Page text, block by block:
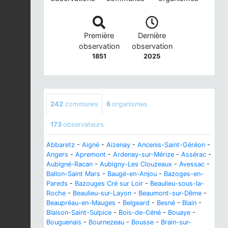
Première
observation
1851
Dernière
observation
2025
242 communes 6 organismes
173 observateurs
Abbaretz - Aigné - Aizenay - Ancenis-Saint-Géréon -
Angers - Apremont - Ardenay-sur-Mérize - Assérac -
Aubigné-Racan - Aubigny-Les Clouzeaux - Avessac -
Ballon-Saint Mars - Baugé-en-Anjou - Bazoges-en-
Pareds - Bazouges Cré sur Loir - Beaulieu-sous-la-
Roche - Beaulieu-sur-Layon - Beaumont-sur-Dême -
Beaupréau-en-Mauges - Belgeard - Besné - Blain -
Blaison-Saint-Sulpice - Bois-de-Céné - Bouaye -
Bouguenais - Bournezeau - Bousse - Brain-sur-